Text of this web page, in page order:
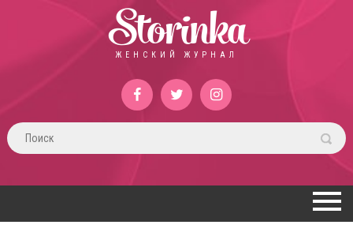
Storinka
ЖЕНСКИЙ ЖУРНАЛ